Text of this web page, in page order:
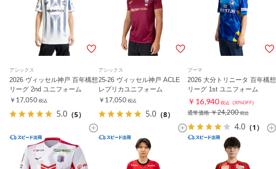
アシックス
2026 ヴィッセル神戸 百年構想
リーグ 2nd ユニフォーム
￥17,050 税込
5.0 （5）
アシックス
25-26 ヴィッセル神戸 ACLE
レプリカユニフォーム
￥17,050 税込
5.0 （8）
プーマ
2026 大分トリニータ 百年構想
リーグ 1st ユニフォーム
￥16,940 税込 (30%OFF)
通常価格￥24,200 税込
4.0 （1）